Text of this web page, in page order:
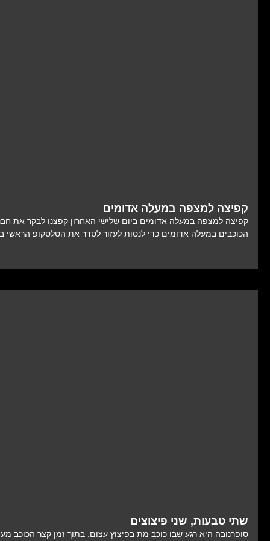
קפיצה למצפה במעלה אדומים
קפיצה למצפה במעלה אדומים ביום שלישי האחרון קפצנו לבקר את
הכוכבים במעלה אדומים כדי לנסות לעזור לסדר את הטלסקופ
שתי טבעות, שני פיצוצים
סופרנובה היא רגע שבו כוכב מת בפיצוץ עצום. בתוך זמן קצר הכוכב